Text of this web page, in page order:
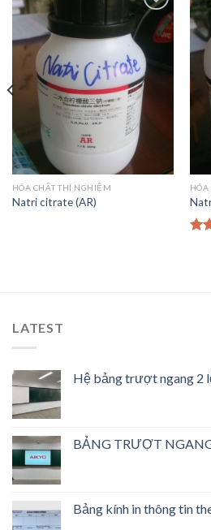
Add to
Wishlist
HÓA CHẤT THÍ NGHIỆM
Natri citrate (AR)
HÓA
LATEST
Hệ bảng trượt ngang 2
BẢNG TRƯỢT
Bảng kính in thông tin